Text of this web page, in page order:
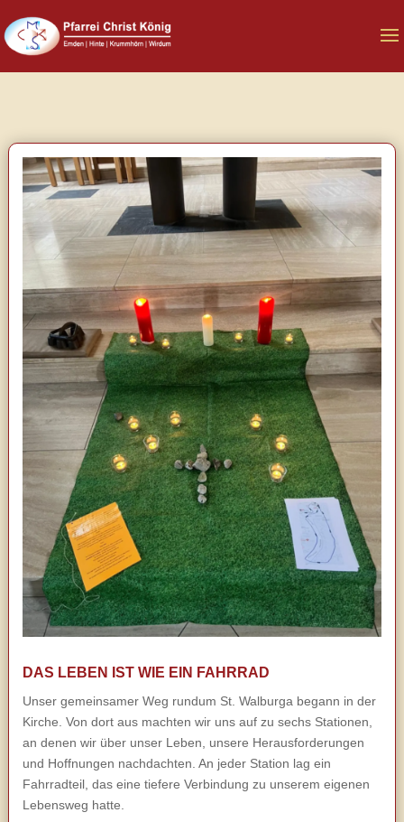
DAS LEBEN IST WIE EIN FAHRRAD
Unser gemeinsamer Weg rundum St. Walburga begann in der
Kirche. Von dort aus machten wir uns auf zu sechs Stationen,
an denen wir über unser Leben, unsere Herausforderungen
und Hoffnungen nachdachten. An jeder Station lag ein
Fahrradteil, das eine tiefere Verbindung zu unserem eigenen
Lebensweg hatte.